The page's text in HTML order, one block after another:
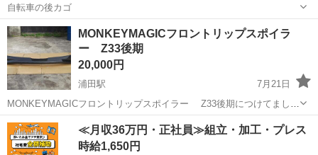
自転車の後カゴ
岡山 岡山市 外装、車外用品
MONKEYMAGICフロントリップスポイラ
ー Z33後期
20,000円
浦田駅
7月21日
MONKEYMAGICフロントリップスポイラー Z33後期につけてました
カーボン調です 裏に少し擦り傷ありますが(写真4枚目参考) 美品なほ
うですが 中古なのをご理解ください お気軽にお問い合わせください
(^^)
岡山 倉敷市 浦田駅 外装、車外用品
フロントリップスポイラー
≪月収36万円・正社員≫組立・加工・プレス
時給1,650円